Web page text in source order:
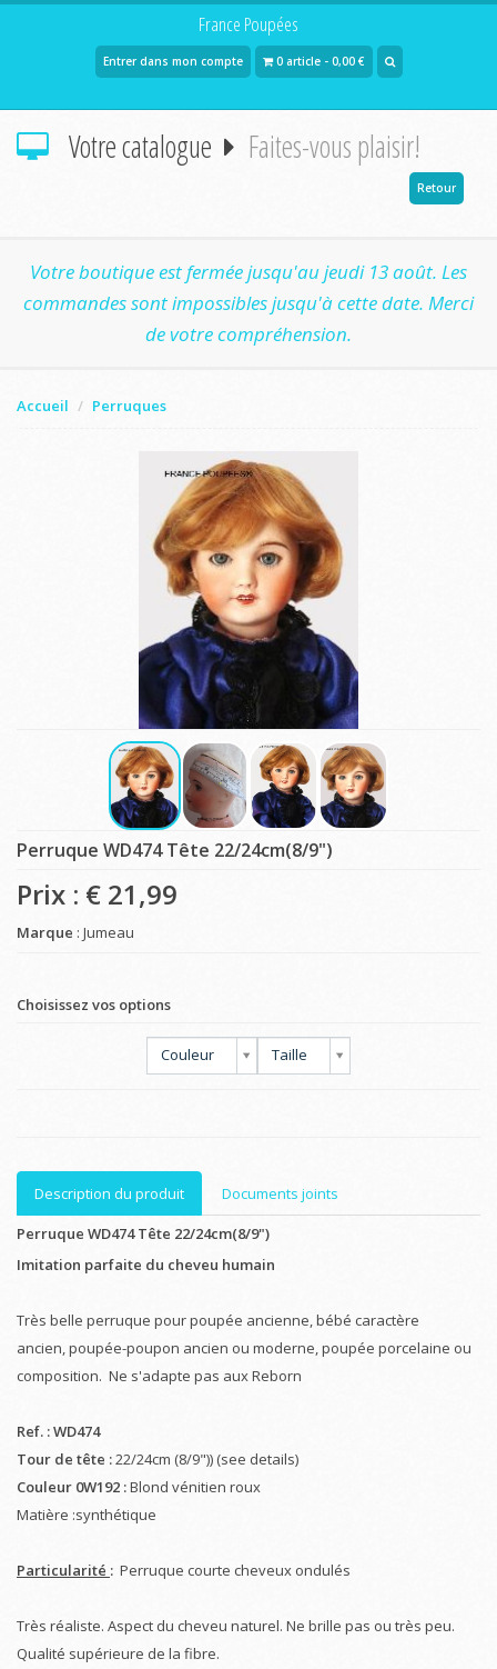
France Poupées
Entrer dans mon compte 0 article - 0,00 €
Votre catalogue Faites-vous plaisir!
Retour
Votre boutique est fermée jusqu'au jeudi 13 août. Les
commandes sont impossibles jusqu'à cette date. Merci
de votre compréhension.
Accueil Perruques
Perruque WD474 Tête 22/24cm(8/9")
Prix : € 21,99
Marque : Jumeau
Choisissez vos options
Couleur Taille
Description du produit
Documents joints
Perruque WD474 Tête 22/24cm(8/9")
Imitation parfaite du cheveu humain
Très belle perruque pour poupée ancienne, bébé caractère
ancien, poupée-poupon ancien ou moderne, poupée porcelaine ou
composition. Ne s'adapte pas aux Reborn
Ref. : WD474
Tour de tête :22/24cm (8/9")) (see details)
Couleur 0W192 :Blond vénitien roux
Matière :synthétique
Particularité : Perruque courte cheveux ondulés
Très réaliste. Aspect du cheveu naturel. Ne brille pas ou très peu.
Qualité supérieure de la fibre.